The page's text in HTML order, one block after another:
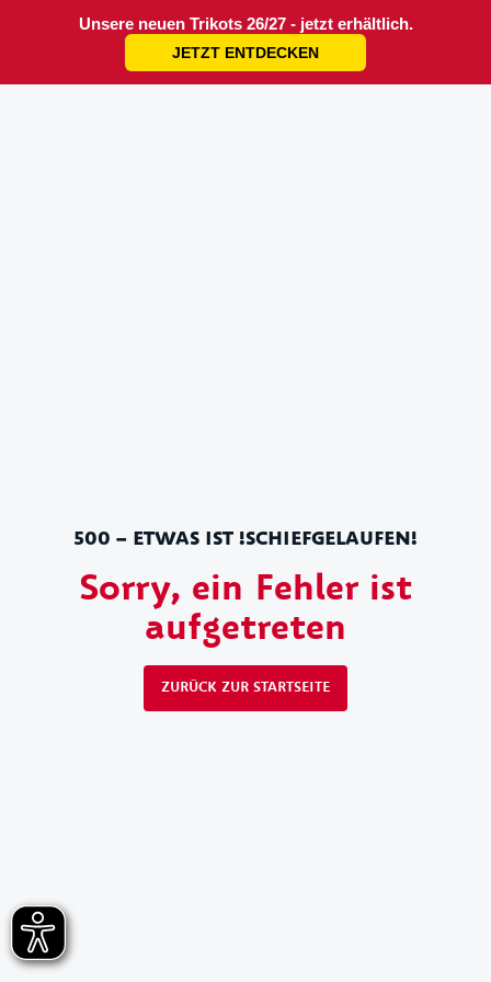
Unsere neuen Trikots 26/27 - jetzt erhältlich.
JETZT ENTDECKEN
500 – ETWAS IST !SCHIEFGELAUFEN!
Sorry, ein Fehler ist
aufgetreten
ZURÜCK ZUR STARTSEITE